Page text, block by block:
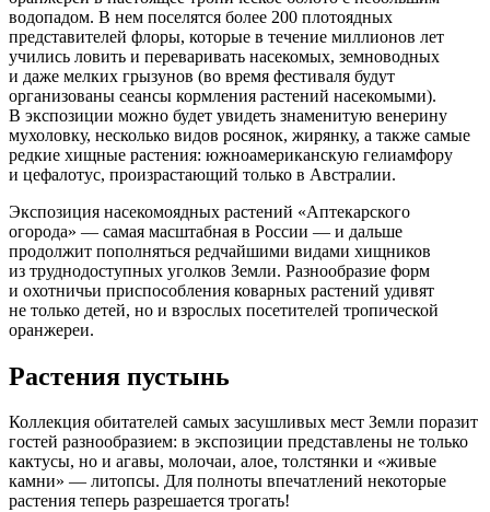
водопадом. В нем поселятся более 200 плотоядных
представителей флоры, которые в течение миллионов лет
учились ловить и переваривать насекомых, земноводных
и даже мелких грызунов (во время фестиваля будут
организованы сеансы кормления растений насекомыми).
В экспозиции можно будет увидеть знаменитую венерину
мухоловку, несколько видов росянок, жирянку, а также самые
редкие хищные растения: южноамериканскую гелиамфору
и цефалотус, произрастающий только в Австралии.
Экспозиция насекомоядных растений «Аптекарского
огорода» — самая масштабная в России — и дальше
продолжит пополняться редчайшими видами хищников
из труднодоступных уголков Земли. Разнообразие форм
и охотничьи приспособления коварных растений удивят
не только детей, но и взрослых посетителей тропической
оранжереи.
Растения пустынь
Коллекция обитателей самых засушливых мест Земли поразит
гостей разнообразием: в экспозиции представлены не только
кактусы, но и агавы, молочаи, алое, толстянки и «живые
камни» — литопсы. Для полноты впечатлений некоторые
растения теперь разрешается трогать!